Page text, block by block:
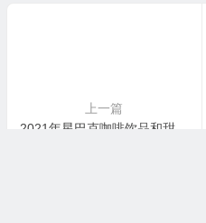
上一篇
2021年星巴克咖啡饮品和甜品最新完整版菜单 「你喜欢哪个」